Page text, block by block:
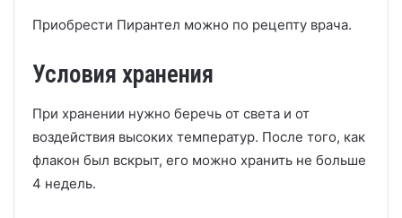
Приобрести Пирантел можно по рецепту врача.
Условия хранения
При хранении нужно беречь от света и от
воздействия высоких температур. После того, как
флакон был вскрыт, его можно хранить не больше
4 недель.